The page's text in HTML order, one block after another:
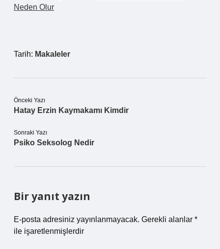
Neden Olur
Tarih: Makaleler
Önceki Yazı
Hatay Erzin Kaymakamı Kimdir
Sonraki Yazı
Psiko Seksolog Nedir
Bir yanıt yazın
E-posta adresiniz yayınlanmayacak. Gerekli alanlar *
ile işaretlenmişlerdir